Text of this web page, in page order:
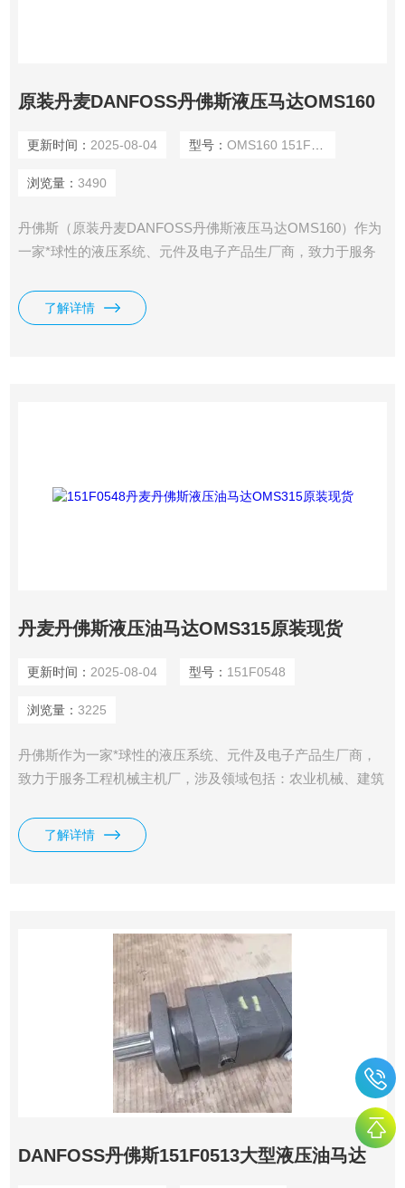
原装丹麦DANFOSS丹佛斯液压马达OMS160
更新时间： 2025-08-04 型号： OMS160 151F0503
浏览量： 3490
丹佛斯（原装丹麦DANFOSS丹佛斯液压马达OMS160）作为
一家*球性的液压系统、元件及电子产品生厂商，致力于服务
机械、物料搬运机械、林业机械、草坪护理机械以及特种机械
等。
了解详情
丹麦丹佛斯液压油马达OMS315原装现货
更新时间： 2025-08-04 型号： 151F0548
浏览量： 3225
丹佛斯作为一家*球性的液压系统、元件及电子产品生厂商，
致力于服务工程机械主机厂，涉及领域包括：农业机械、建筑
及特种机械等,我司供应有丹麦丹佛斯液压油马达OMS315原装
现货。
了解详情
DANFOSS丹佛斯151F0513大型液压油马达